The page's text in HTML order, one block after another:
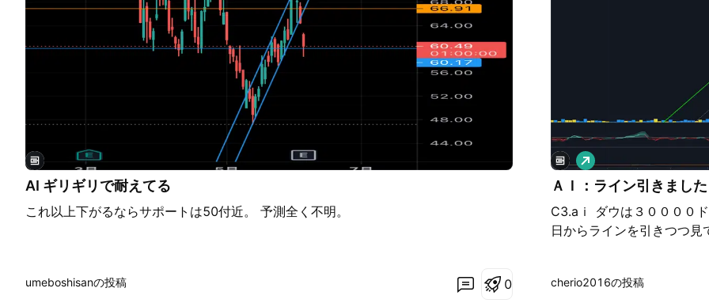
AI ギリギリで耐えてる
これ以上下がるならサポートは50付近。 予測全く不明。
umeboshisanの投稿 0
ＡＩ：ライン引きました
C3.aｉ ダウは３００００
日からラインを引きつつ見
ロ
ン
グ
cherio2016の投稿